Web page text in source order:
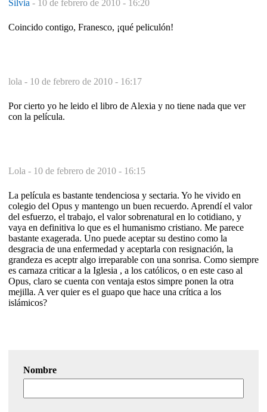
Silvia - 10 de febrero de 2010 - 16:20
Coincido contigo, Franesco, ¡qué peliculón!
lola - 10 de febrero de 2010 - 16:17
Por cierto yo he leido el libro de Alexia y no tiene nada que ver
con la película.
Lola - 10 de febrero de 2010 - 16:15
La película es bastante tendenciosa y sectaria. Yo he vivido en
colegio del Opus y mantengo un buen recuerdo. Aprendí el valor
del esfuerzo, el trabajo, el valor sobrenatural en lo cotidiano, y
vaya en definitiva lo que es el humanismo cristiano. Me parece
bastante exagerada. Uno puede aceptar su destino como la
desgracia de una enfermedad y aceptarla con resignación, la
grandeza es aceptr algo irreparable con una sonrisa. Como siempre
es carnaza criticar a la Iglesia , a los católicos, o en este caso al
Opus, claro se cuenta con ventaja estos simpre ponen la otra
mejilla. A ver quier es el guapo que hace una crítica a los
islámicos?
Nombre